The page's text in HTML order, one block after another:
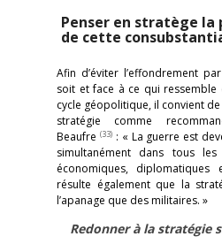
Penser en stratège la
de cette
Afin d’éviter l’effondrement
soit et face à ce qui ressemble
cycle géopolitique, il convient
stratégie comme
Beaufre (33): « La guerre est
simultanément dans tous
économiques,
résulte également que la
l’apanage que des militaires. »
Redonner à la stratégie